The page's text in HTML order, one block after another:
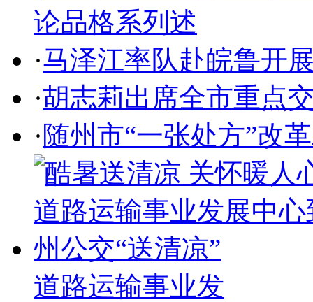
论品格系列述
·马泽江率队赴皖鲁开
·胡志莉出席全市重点
·随州市“一张处方”改
道路运输事业发